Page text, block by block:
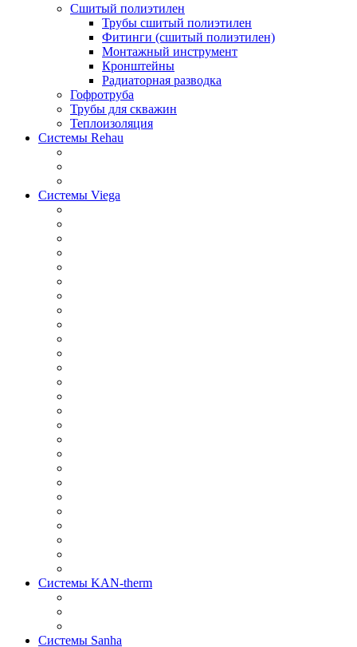
Сшитый полиэтилен
Трубы сшитый полиэтилен
Фитинги (сшитый полиэтилен)
Монтажный инструмент
Кронштейны
Радиаторная разводка
Гофротруба
Трубы для скважин
Теплоизоляция
Системы Rehau
Системы Viega
Системы KAN-therm
Системы Sanha